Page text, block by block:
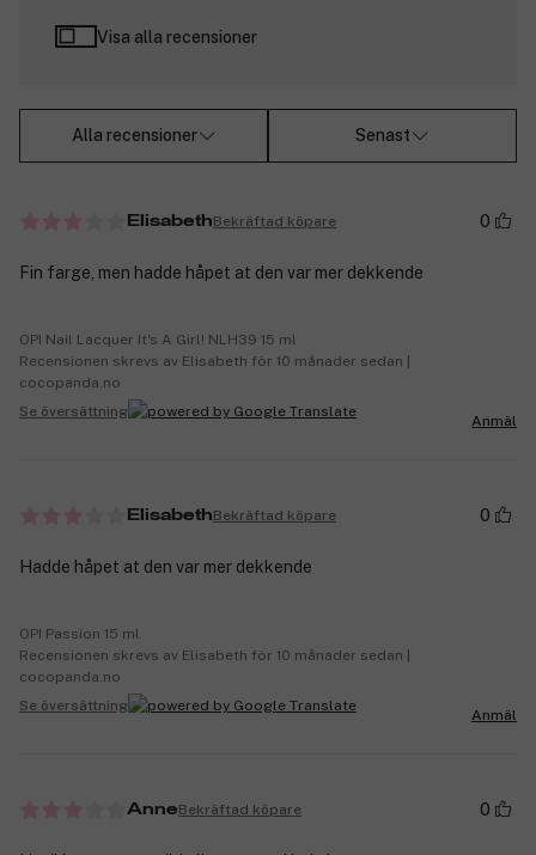
Visa alla recensioner
Alla recensioner Senast
ElisabethBekräftad köpare 0
Fin farge, men hadde håpet at den var mer dekkende
OPI Nail Lacquer It's A Girl! NLH39 15 ml
Recensionen skrevs av Elisabeth för 10 månader sedan |
cocopanda.no
Se översättning
Anmäl
ElisabethBekräftad köpare 0
Hadde håpet at den var mer dekkende
OPI Passion 15 ml
Recensionen skrevs av Elisabeth för 10 månader sedan |
cocopanda.no
Se översättning
Anmäl
AnneBekräftad köpare 0